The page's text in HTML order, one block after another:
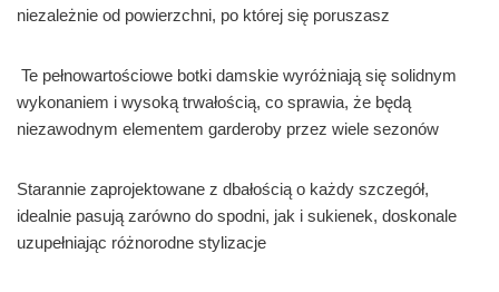
niezależnie od powierzchni, po której się poruszasz
Te pełnowartościowe botki damskie wyróżniają się solidnym
wykonaniem i wysoką trwałością, co sprawia, że będą
niezawodnym elementem garderoby przez wiele sezonów
Starannie zaprojektowane z dbałością o każdy szczegół,
idealnie pasują zarówno do spodni, jak i sukienek, doskonale
uzupełniając różnorodne stylizacje